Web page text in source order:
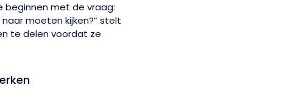
beginnen met de vraag:
moeten kijken?” stelt
te delen voordat ze